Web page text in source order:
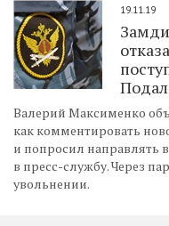
19.11.19
Подал
Валерий Максименко
как комментировать
и попросил направлять
в пресс-службу. Через
увольнении.